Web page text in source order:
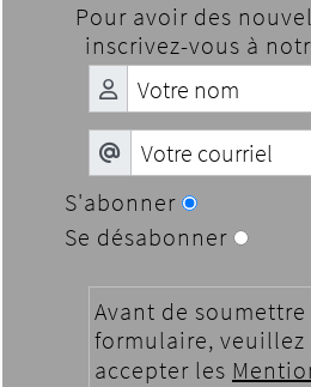
Pour avoir des
inscrivez-vous à
S'abonner
Se désabonner
Avant de soumettre
formulaire,
accepter les